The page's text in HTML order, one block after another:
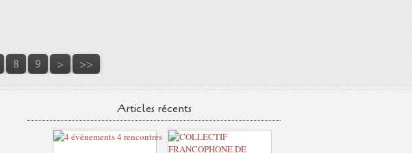
8 9 > >>
Articles récents